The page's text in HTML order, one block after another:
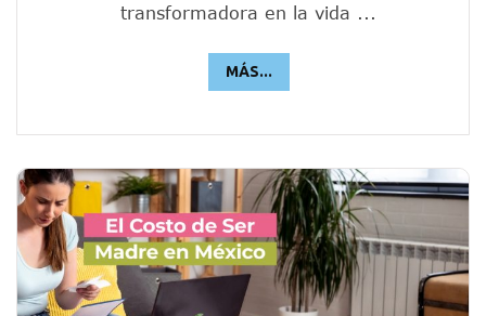
transformadora en la vida ...
MÁS...